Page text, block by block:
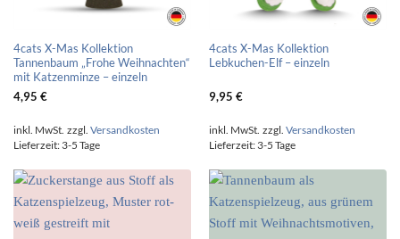
4cats X-Mas Kollektion
Tannenbaum „Frohe Weihnachten“
mit Katzenminze – einzeln
4,95 €
inkl. MwSt. zzgl. Versandkosten
Lieferzeit: 3-5 Tage
4cats X-Mas Kollektion
Lebkuchen-Elf – einzeln
9,95 €
inkl. MwSt. zzgl. Versandkosten
Lieferzeit: 3-5 Tage